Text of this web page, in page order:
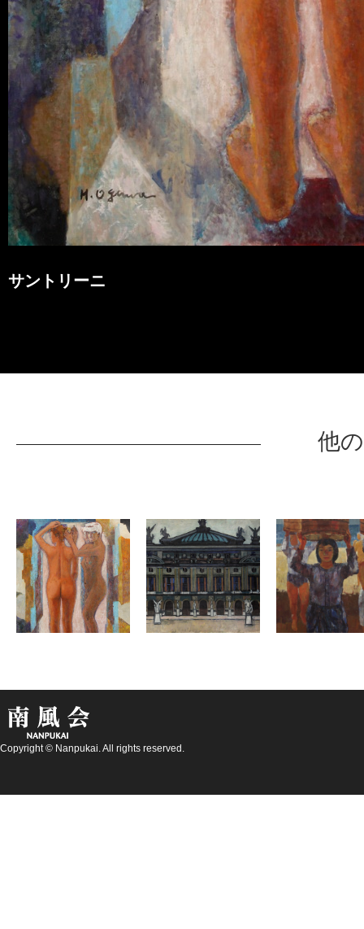
サントリーニ
他
Copyright © Nanpukai. All rights reserved.